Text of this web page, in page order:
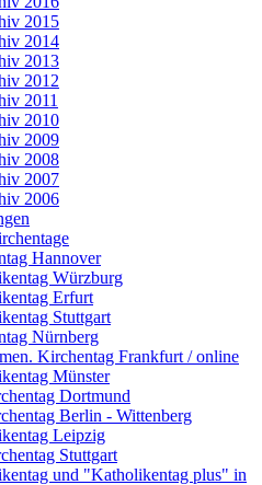
2015
2014
2013
2012
2011
2010
2009
2008
2007
2006
Hannover
Würzburg
Erfurt
Stuttgart
Nürnberg
Kirchentag Frankfurt / online
Münster
Dortmund
Berlin - Wittenberg
Leipzig
Stuttgart
und "Katholikentag plus" in